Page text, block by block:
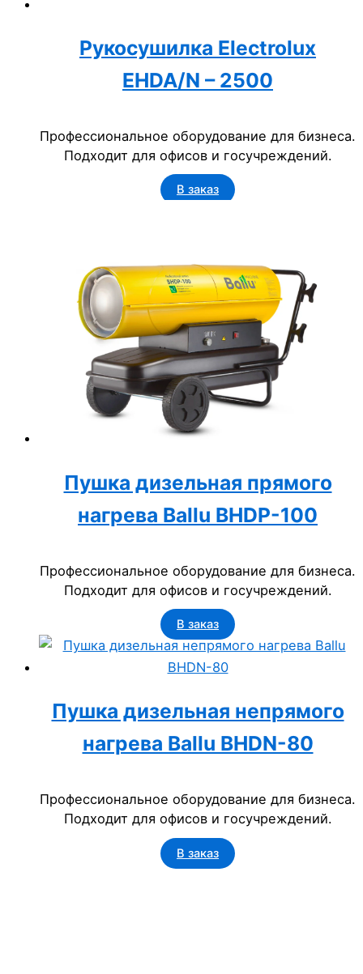
Рукосушилка Electrolux
EHDA/N – 2500
Профессиональное оборудование для бизнеса.
Подходит для офисов и госучреждений.
В заказ
Пушка дизельная прямого
нагрева Ballu BHDP-100
Профессиональное оборудование для бизнеса.
Подходит для офисов и госучреждений.
В заказ
Пушка дизельная непрямого
нагрева Ballu BHDN-80
Профессиональное оборудование для бизнеса.
Подходит для офисов и госучреждений.
В заказ